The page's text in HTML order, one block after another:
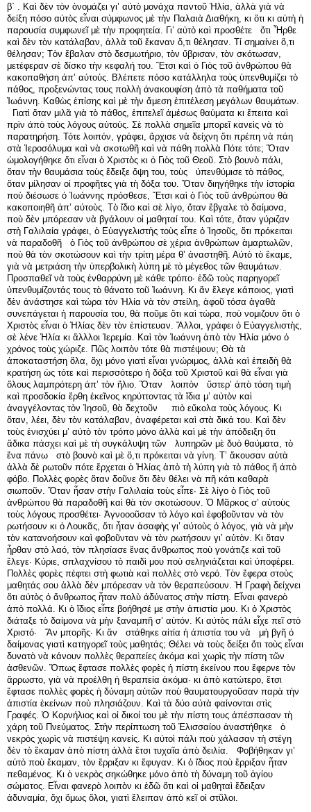
β΄ . Καὶ δὲν τὸν ὀνομάζει γι’ αὐτὸ μονάχα παντοῦ Ἠλία, ἀλλὰ γιὰ νὰ
δείξη πόσο αὐτὸς εἶναι σύμφωνος μὲ τὴν Παλαιὰ Διαθήκη, κι ὅτι κι αὐτὴ ἡ
παρουσία συμφωνεῖ μὲ τὴν προφητεία. Γι’ αὐτὸ καὶ προσθέτε ὅτι Ἦρθε
καὶ δὲν τὸν κατάλαβαν, ἀλλὰ τοῦ ἔκαναν ὅ,τι θέλησαν. Τί σημαίνει ὅ,τι
θέλησαν; Τὸν ἔβαλαν στὸ δεσμωτήριο, τὸν ὕβρισαν, τὸν σκότωσαν,
μετέφεραν σὲ δίσκο τὴν κεφαλή του. Ἔτσι καὶ ὁ Γιὸς τοῦ ἀνθρώπου θὰ
κακοπαθήση ἀπ’ αὐτούς. Βλέπετε πόσο κατάλληλα τοὺς ὑπενθυμίζει τὸ
πάθος, προξενώντας τους πολλὴ ἀνακουφίση ἀπὸ τὰ παθήματα τοῦ
Ἰωάννη. Καθὼς ἐπίσης καὶ μὲ τὴν ἄμεση ἐπιτέλεση μεγάλων θαυμάτων.
Γιατὶ ὅταν μιλᾶ γιὰ τὸ πάθος, ἐπιτελεῖ ἀμέσως θαύματα κι ἔπειτα καὶ
πρὶν ἀπὸ τοὺς λόγους αὐτούς. Σὲ πολλὰ σημεῖα μπορεῖ κανεὶς νὰ τὸ
παρατηρήση. Τότε λοιπόν, γράφει, ἄρχισε νὰ δείχνη ὅτι πρέπη νὰ πάη
στὰ Ἱεροσόλυμα καὶ νὰ σκοτωθῆ καὶ νὰ πάθη πολλὰ Πότε τότε; Ὅταν
ὡμολογήθηκε ὅτι εἶναι ὁ Χριστὸς κι ὁ Γιὸς τοῦ Θεοῦ. Στὸ βουνὸ πάλι,
ὅταν τὴν θαυμάσια τοὺς ἔδειξε ὄψη του, τοὺς ὑπενθύμισε τὸ πάθος,
ὅταν μίλησαν οἱ προφῆτες γιὰ τὴ δόξα του. Ὅταν διηγήθηκε τὴν ἱστορία
ποὺ διέσωσε ὁ Ἰωάννης πρόσθεσε, Ἔτσι καὶ ὁ Γιὸς τοῦ ἀνθρώπου θὰ
κακοποιηθῆ ἀπ’ αὐτοὺς. Τὸ ἴδιο καὶ σὲ λίγο, ὅταν ἔβγαλε τὸ δαίμονα,
ποὺ δὲν μπόρεσαν νὰ βγάλουν οἱ μαθηταί του. Καὶ τότε, ὅταν γύριζαν
στὴ Γαλιλαία γράφει, ὁ Εὐαγγελιστὴς τοὺς εἶπε ὁ Ἰησοῦς, ὅτι πρόκειται
νὰ παραδοθῆ ὁ Γιὸς τοῦ ἀνθρώπου σὲ χέρια ἀνθρώπων ἁμαρτωλῶν,
ποὺ θὰ τὸν σκοτώσουν καὶ τὴν τρίτη μέρα θ’ ἀναστηθῆ. Αὐτὸ τὸ ἔκαμε,
γιὰ νὰ μετριάση τὴν ὑπερβολικὴ λύπη μὲ τὸ μέγεθος τῶν θαυμάτων.
Προσπαθεῖ νὰ τοὺς ἐνθαρρύνη μὲ κάθε τρόπο· ἐδῶ τοὺς παρηγορεῖ
ὑπενθυμίζοντάς τους τὸ θάνατο τοῦ Ἰωάννη. Κι ἄν ἔλεγε κάποιος, γιατὶ
δὲν ἀνάστησε καὶ τώρα τὸν Ἠλία νὰ τὸν στείλη, ἀφοῦ τόσα ἀγαθὰ
συνεπάγεται ἡ παρουσία του, θὰ ποῦμε ὅτι καὶ τώρα, ποὺ νομιζουν ὅτι ὁ
Χριστὸς εἶναι ὁ Ἠλίας δὲν τὸν ἐπίστευαν. Ἄλλοι, γράφει ὁ Εὐαγγελιστὴς,
σὲ λένε Ἡλία κι ἄλλλοι Ἱερεμία. Καὶ τὸν Ἰωάννη ἀπὸ τὸν Ἠλία μόνο ὁ
χρόνος τοὺς χώριζε. Πῶς λοιπὸν τότε θὰ πιστέψουν; Θὰ τὰ
ἀποκαταστήση ὅλα, ὄχι μόνο γιατὶ εἶναι γνώριμος, ἀλλὰ καὶ ἐπειδὴ θὰ
κρατήση ὡς τότε καὶ περισσότερο ἡ δόξα τοῦ Χριστοῦ καὶ θὰ εἶναι γιὰ
ὅλους λαμπρότερη ἀπ’ τὸν ἥλιο. Ὅταν λοιπὸν ὕστερ’ ἀπὸ τόση τιμὴ
καὶ προσδοκία ἔρθη ἐκεῖνος κηρύττοντας τὰ ἴδια μ’ αὐτὸν καὶ
ἀναγγέλοντας τὸν Ἰησοῦ, θὰ δεχτοῦν πιὸ εὔκολα τοὺς λόγους. Κι
ὅταν, λέει, δὲν τὸν κατάλαβαν, ἀναφέρεται καὶ στὰ δικά του. Καὶ δὲν
τοὺς ἐνισχύει μ’ αὐτὸ τὸν τρόπο μόνο ἀλλὰ καὶ μὲ τὴν ἀπόδειξη ὅτι
ἄδικα πάσχει καὶ μὲ τὴ συγκάλυψη τῶν λυπηρῶν μὲ δυὸ θαύματα, τὸ
ἕνα πάνω στὸ βουνὸ καὶ μὲ ὅ,τι πρόκειται νὰ γίνη. Τ’ ἄκουσαν αὐτὰ
ἀλλὰ δὲ ρωτοῦν πότε ἔρχεται ὁ Ἠλίας ἀπὸ τὴ λύπη γιὰ τὸ πάθος ἤ ἀπὸ
φόβο. Πολλὲς φορὲς ὅταν δοῦνε ὅτι δὲν θέλει νὰ πῆ κάτι καθαρὰ
σιωποῦν. Ὅταν ἦσαν στὴν Γαλιλαία τοὺς εἶπε· Σὲ λίγο ὁ Γιὸς τοῦ
ἀνθρώπου θὰ παραδοθῆ καὶ θὰ τὸν σκοτώσουν. Ὁ Μᾶρκος σ’ αὐτοὺς
τοὺς λόγους προσθέτει· Ἀγνοοοῦσαν τὸ λόγο καὶ ἐφοβοῦνταν νὰ τὸν
ρωτήσουν κι ὁ Λουκᾶς, ὅτι ἦταν ἀσαφὴς γι’ αὐτοὺς ὁ λόγος, γιὰ νὰ μὴν
τὸν κατανοήσουν καὶ φοβοῦνταν νὰ τὸν ρωτήσουν γι’ αὐτὸν. Κι ὅταν
ἦρθαν στὸ λαό, τὸν πλησίασε ἕνας ἄνθρωπος ποὺ γονάτιζε καὶ τοῦ
ἔλεγε· Κύριε, σπλαχνίσου τὸ παιδὶ μου ποὺ σεληνιάζεται καὶ ὑποφέρει.
Πολλὲς φορὲς πέφτει στὴ φωτιὰ καὶ πολλὲς στὸ νερό. Τὸν ἔφερα στοὺς
μαθητάς σου ἀλλὰ δὲν μπόρεσαν νὰ τὸν θεραπεύσουν. Ἡ Γραφὴ δείχνει
ὅτι αὐτὸς ὁ ἄνθρωπος ἦταν πολὺ ἀδύνατος στὴν πίστη. Εἶναι φανερὸ
ἀπὸ πολλά. Κι ὁ ἴδιος εἶπε βοήθησέ με στὴν ἀπιστία μου. Κι ὁ Χριστὸς
διάταξε τὸ δαίμονα νὰ μὴν ξαναμπῆ σ’ αὐτόν. Κι αὐτὸς πάλι εἶχε πεῖ στὸ
Χριστό· Ἄν μπορῆς· Κι ἄν στάθηκε αἰτία ἡ ἀπιστία του νὰ μὴ βγῆ ὁ
δαίμονας γιατὶ κατηγορεῖ τοὺς μαθητάς; Θέλει νὰ τοὺς δείξει ὅτι τοὺς εἶναι
δυνατὸ νὰ κάνουν πολλὲς θεραπείες ἀκόμα καὶ χωρὶς τὴν πίστη τῶν
ἀσθενῶν. Ὅπως ἔφτασε πολλὲς φορὲς ἡ πίστη ἐκείνου που ἔφερνε τὸν
ἄρρωστο, γιὰ νὰ προέλθη ἡ θεραπεία ἀκόμα· κι ἀπὸ κατώτερο, ἔτσι
ἔφτασε πολλὲς φορὲς ἡ δύναμη αὐτῶν ποὺ θαυματουργοῦσαν παρὰ τὴν
ἀπιστία ἐκείνων ποὺ πλησιάζουν. Καὶ τὰ δύο αὐτὰ φαίνονται στὶς
Γραφές. Ὁ Κορνήλιος καὶ οἱ δικοί του μὲ τὴν πίστη τους ἀπέσπασαν τὴ
χάρη τοῦ Πνεύματος. Στὴν περίπτωση τοῦ Ἐλισσαίου ἀναστήθηκε ὁ
νεκρὸς χωρὶς νὰ πιστέψη κανείς. Κι αὐτοὶ πάλι ποὺ χάλασαν τὴ στέγη
δὲν τὸ ἔκαμαν ἀπὸ πίστη ἀλλὰ ἔτσι τυχαῖα ἀπὸ δειλία. Φοβήθηκαν γι’
αὐτὸ ποὺ ἔκαμαν, τὸν ἔρριξαν κι ἔφυγαν. Κι ὁ ἴδιος ποὺ ἔρριξαν ἦταν
πεθαμένος. Κι ὁ νεκρὸς σηκώθηκε μόνο ἀπὸ τὴ δύναμη τοῦ ἁγίου
σώματος. Εἶναι φανερὸ λοιπὸν κι ἐδῶ ὅτι καὶ οἱ μαθηταὶ ἔδειξαν
ἀδυναμία, ὄχι ὅμως ὅλοι, γιατὶ ἔλειπαν ἀπὸ κεῖ οἱ στῦλοι.